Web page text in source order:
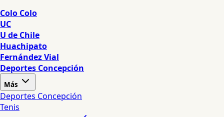
Colo Colo
UC
U de Chile
Huachipato
Fernández Vial
Deportes Concepción
Más
Deportes Concepción
Tenis